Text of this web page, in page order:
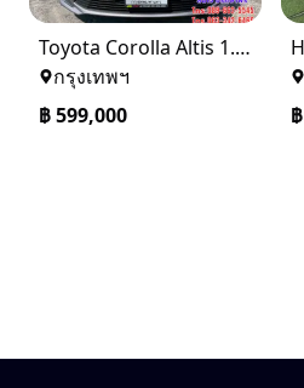
Toyota Corolla Altis 1.6 G ปี 2024
กรุงเทพฯ
฿599,000
฿